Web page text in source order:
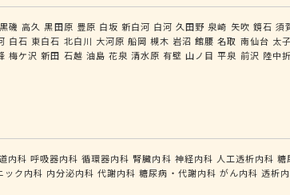
黒磯 高久 黒田原 豊原 白坂 新白河 白河 久田野 泉崎 矢吹 鏡石 須
白石 東白石 北白川 大河原 船岡 槻木 岩沼 館腰 名取 南仙台 太
梅ケ沢 新田 石越 油島 花泉 清水原 有壁 山ノ目 平泉 前沢 陸中
内科 呼吸器内科 循環器内科 腎臓内科 神経内科 人工透析内科 糖
ック内科 内分泌内科 代謝内科 糖尿病・代謝内科 がん内科 透析